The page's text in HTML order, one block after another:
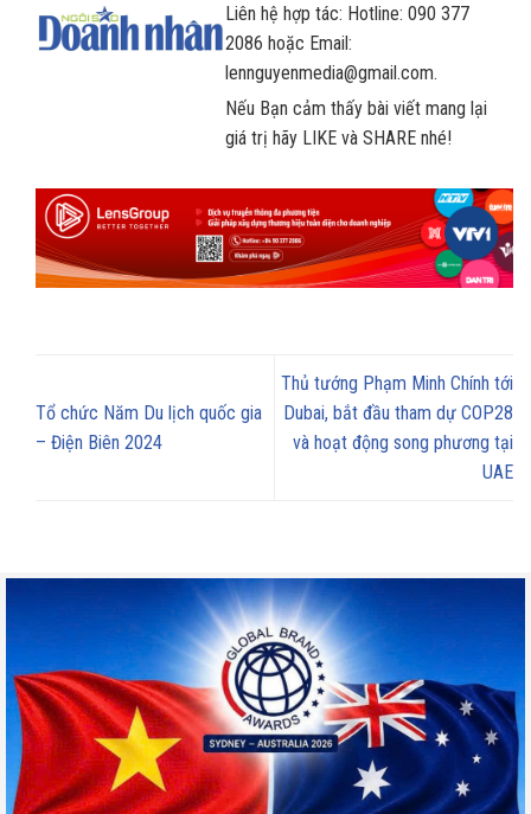
Liên hệ hợp tác: Hotline: 090 377
2086 hoặc Email:
lennguyenmedia@gmail.com.
Nếu Bạn cảm thấy bài viết mang lại
giá trị hãy LIKE và SHARE nhé!
Tổ chức Năm Du lịch quốc gia
– Điện Biên 2024
Thủ tướng Phạm Minh Chính tới
Dubai, bắt đầu tham dự COP28
và hoạt động song phương tại
UAE